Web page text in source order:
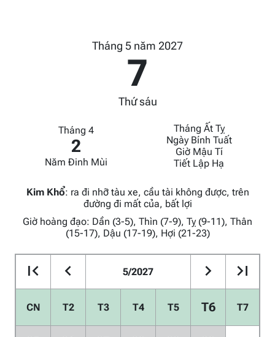
Tháng 5 năm 2027
7
Thứ sáu
Tháng 4
2
Năm Đinh Mùi
Tháng Ất Tỵ
Ngày Bính Tuất
Giờ Mậu Tí
Tiết Lập Hạ
Kim Khổ: ra đi nhỡ tàu xe, cầu tài không được, trên
đường đi mất của, bất lợi
Giờ hoàng đạo: Dần (3-5), Thìn (7-9), Tỵ (9-11), Thân
(15-17), Dậu (17-19), Hợi (21-23)
5/2027
CN T2 T3 T4 T5 T6 T7